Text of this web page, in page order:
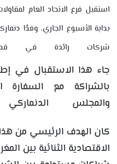
استقبل فرع الاتحاد العام
بداية الأسبوع الجاري، وفدًا
شركات رائدة في قطاع
جاء هذا الاستقبال في
بالشراكة مع السفارة
والمجلس الدنماركي
كان الهدف الرئيسي من هذا
الاقتصادية الثنائية بين